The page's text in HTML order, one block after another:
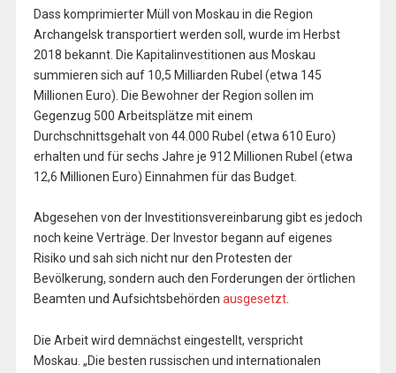
Dass komprimierter Müll von Moskau in die Region
Archangelsk transportiert werden soll, wurde im Herbst
2018 bekannt. Die Kapitalinvestitionen aus Moskau
summieren sich auf 10,5 Milliarden Rubel (etwa 145
Millionen Euro). Die Bewohner der Region sollen im
Gegenzug 500 Arbeitsplätze mit einem
Durchschnittsgehalt von 44.000 Rubel (etwa 610 Euro)
erhalten und für sechs Jahre je 912 Millionen Rubel (etwa
12,6 Millionen Euro) Einnahmen für das Budget.
Abgesehen von der Investitionsvereinbarung gibt es jedoch
noch keine Verträge. Der Investor begann auf eigenes
Risiko und sah sich nicht nur den Protesten der
Bevölkerung, sondern auch den Forderungen der örtlichen
Beamten und Aufsichtsbehörden ausgesetzt.
Die Arbeit wird demnächst eingestellt, verspricht
Moskau. „Die besten russischen und internationalen